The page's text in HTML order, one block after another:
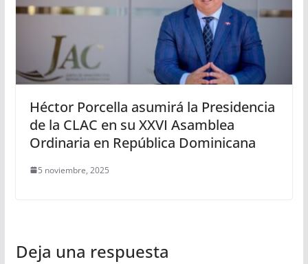
Héctor Porcella asumirá la Presidencia
de la CLAC en su XXVI Asamblea
Ordinaria en República Dominicana
5 noviembre, 2025
Deja una respuesta